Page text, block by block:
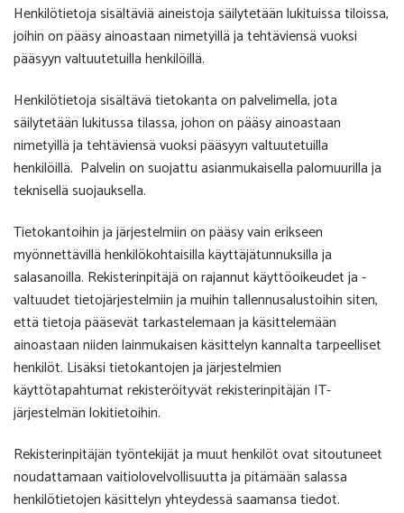
Henkilötietoja sisältäviä aineistoja säilytetään lukituissa tiloissa,
joihin on pääsy ainoastaan nimetyillä ja tehtäviensä vuoksi
pääsyyn valtuutetuilla henkilöillä.
Henkilötietoja sisältävä tietokanta on palvelimella, jota
säilytetään lukitussa tilassa, johon on pääsy ainoastaan
nimetyillä ja tehtäviensä vuoksi pääsyyn valtuutetuilla
henkilöillä. Palvelin on suojattu asianmukaisella palomuurilla ja
teknisellä suojauksella.
Tietokantoihin ja järjestelmiin on pääsy vain erikseen
myönnettävillä henkilökohtaisilla käyttäjätunnuksilla ja
salasanoilla. Rekisterinpitäjä on rajannut käyttöoikeudet ja -
valtuudet tietojärjestelmiin ja muihin tallennusalustoihin siten,
että tietoja pääsevät tarkastelemaan ja käsittelemään
ainoastaan niiden lainmukaisen käsittelyn kannalta tarpeelliset
henkilöt. Lisäksi tietokantojen ja järjestelmien
käyttötapahtumat rekisteröityvät rekisterinpitäjän IT-
järjestelmän lokitietoihin.
Rekisterinpitäjän työntekijät ja muut henkilöt ovat sitoutuneet
noudattamaan vaitiolovelvollisuutta ja pitämään salassa
henkilötietojen käsittelyn yhteydessä saamansa tiedot.